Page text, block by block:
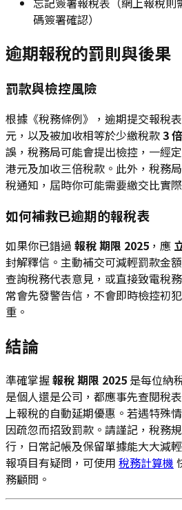
碼簽署確認）
逾期報稅的罰則與後果
罰款與檢控風險
根據《稅務條例》，逾期提交報稅
元，以及被加收相等於少繳稅款3 倍
誤，稅務局可能會提出檢控，一經
港元及加收三倍稅款。此外，稅務
稅通知，屆時你可能需要繳交比實
如何補救已逾期的報稅表
如果你已錯過 報稅 期限 2025 ，應
封解釋信。主動補交可減輕罰款金
查詢稅務代表意見，或直接致電稅
常會先發警告信，不會即時檢控初
重。
結論
準確掌握報稅 期限 2025 是每位納
是個人還是公司，都應事先查閱稅
上報稅的自動延期優惠。若遇特殊
因疏忽而招致罰款。請謹記，稅務
行，日常記帳及保留單據能大大減
報項目有疑問，可使用 稅務計算機
務顧問。